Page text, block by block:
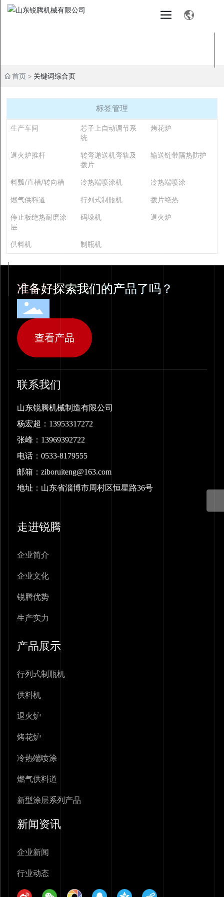
首页 关键词综合页
标签管理
生产车间
芯子上自动调节系
统
烤花炉
退火炉推杆
转弯递送机弯轨及
拨片
输送链带隔热防护
料瓢/直槽/转向槽 冷热端喷涂机 冷热端喷涂
燃气供料道 行列式制瓶机 拨片绝热
停止板绝热耐磨涂
层
码垛机 退火炉
供料机 制瓶机
准备好探索我们的产品了吗？
查看产品
联系我们
山东锐腾机械制造有限公司
杨宏超： 13953317272
张峰： 13969392722
电话： 0533-8179555
邮箱： ziboruiteng@163.com
地址：山东省淄博市周村区恒星路36号
走进锐腾
企业简介
企业文化
锐腾优势
生产实力
产品展示
行列式制瓶机
供料机
退火炉
烤花炉
冷热端喷涂
燃气供料道
新型涂层系列产品
新闻资讯
企业新闻
行业动态